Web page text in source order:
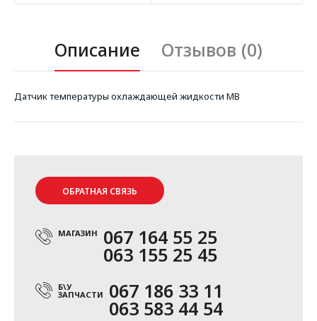
Описание Отзывов (0)
Датчик температуры охлаждающей жидкости MB
ОБРАТНАЯ СВЯЗЬ
МАГАЗИН 067 164 55 25
063 155 25 45
Б\У
ЗАПЧАСТИ 067 186 33 11
063 583 44 54